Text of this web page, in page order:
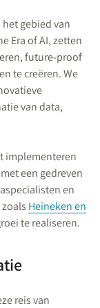
gebied van
Era of AI, zetten
future-proof
te creëren. We
van data,
implementeren
een gedreven
en
Heineken en
te realiseren.
reis van